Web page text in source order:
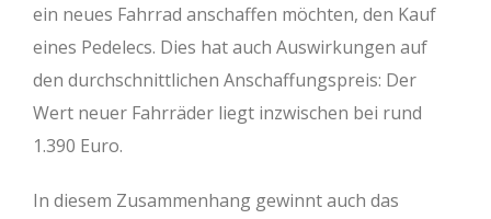
ein neues Fahrrad anschaffen möchten, den Kauf
eines Pedelecs. Dies hat auch Auswirkungen auf
den durchschnittlichen Anschaffungspreis: Der
Wert neuer Fahrräder liegt inzwischen bei rund
1.390 Euro.
In diesem Zusammenhang gewinnt auch das